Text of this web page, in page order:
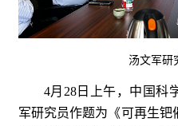
汤文军研
4月28日上午，中国科
军研究员作题为《可再生